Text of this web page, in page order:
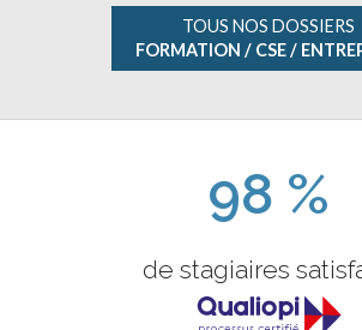
TOUS NOS DOSSIERS
FORMATION / CSE /
98 %
de stagiaires